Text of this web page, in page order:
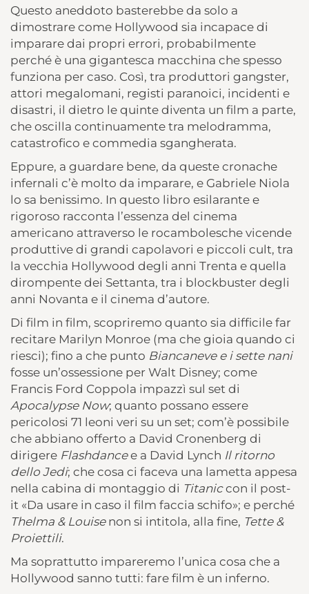
Questo aneddoto basterebbe da solo a
dimostrare come Hollywood sia incapace di
imparare dai propri errori, probabilmente
perché è una gigantesca macchina che spesso
funziona per caso. Così, tra produttori gangster,
attori megalomani, registi paranoici, incidenti e
disastri, il dietro le quinte diventa un film a parte,
che oscilla continuamente tra melodramma,
catastrofico e commedia sgangherata.
Eppure, a guardare bene, da queste cronache
infernali c’è molto da imparare, e Gabriele Niola
lo sa benissimo. In questo libro esilarante e
rigoroso racconta l’essenza del cinema
americano attraverso le rocambolesche vicende
produttive di grandi capolavori e piccoli cult, tra
la vecchia Hollywood degli anni Trenta e quella
dirompente dei Settanta, tra i blockbuster degli
anni Novanta e il cinema d’autore.
Di film in film, scopriremo quanto sia difficile far
recitare Marilyn Monroe (ma che gioia quando ci
riesci); fino a che punto Biancaneve e i sette nani
fosse un’ossessione per Walt Disney; come
Francis Ford Coppola impazzì sul set di
Apocalypse Now; quanto possano essere
pericolosi 71 leoni veri su un set; com’è possibile
che abbiano offerto a David Cronenberg di
dirigere Flashdancee a David Lynch Il ritorno
dello Jedi; che cosa ci faceva una lametta appesa
nella cabina di montaggio di Titaniccon il post-
it «Da usare in caso il film faccia schifo»; e perché
Thelma & Louisenon si intitola, alla fine, Tette &
Proiettili.
Ma soprattutto impareremo l’unica cosa che a
Hollywood sanno tutti: fare film è un inferno.